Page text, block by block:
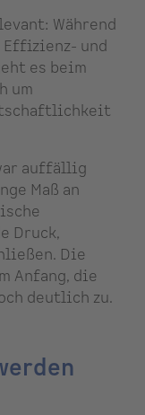
Während
Effizienz- und
es beim
um
auffällig
Maß an
Druck,
Die
Anfang, die
deutlich zu.